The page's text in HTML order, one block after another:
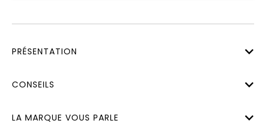
PRÉSENTATION
CONSEILS
LA MARQUE VOUS PARLE